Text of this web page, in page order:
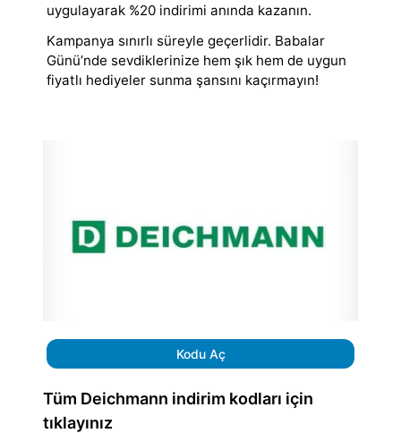
uygulayarak %20 indirimi anında kazanın.
Kampanya sınırlı süreyle geçerlidir. Babalar
Günü’nde sevdiklerinize hem şık hem de uygun
fiyatlı hediyeler sunma şansını kaçırmayın!
Kodu Aç
Tüm Deichmann indirim kodları için
tıklayınız